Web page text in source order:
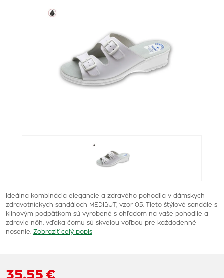
Ideálna kombinácia elegancie a zdravého pohodlia v dámskych
zdravotníckych sandáloch MEDIBUT, vzor 05. Tieto štýlové sandále s
klinovým podpätkom sú vyrobené s ohľadom na vaše pohodlie a
zdravie nôh, vďaka čomu sú skvelou voľbou pre každodenné
nosenie. Zobraziť celý popis
35,55 €